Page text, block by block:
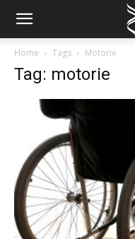
Home Tags Motorie
Tag: motorie